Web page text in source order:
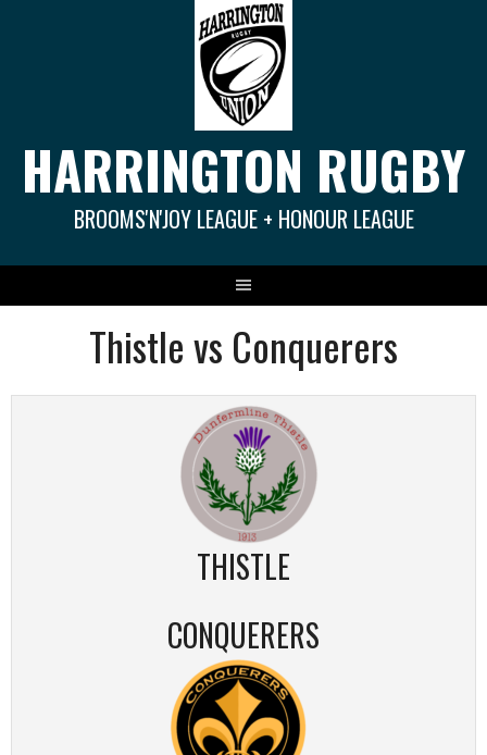
HARRINGTON RUGBY
BROOMS'N'JOY LEAGUE + HONOUR LEAGUE
Thistle vs Conquerers
THISTLE
CONQUERERS